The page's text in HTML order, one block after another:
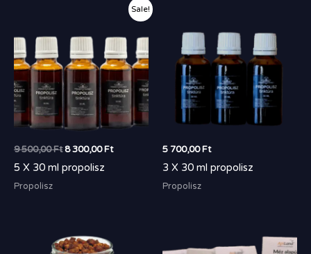
Sale!
9 500,00Ft
500,00 Ft.
8 300,00Ft
Current
price
8
300,00 Ft.
5 X 30 ml propolisz
Propolisz
5 700,00Ft
3 X 30 ml propolisz
Propolisz